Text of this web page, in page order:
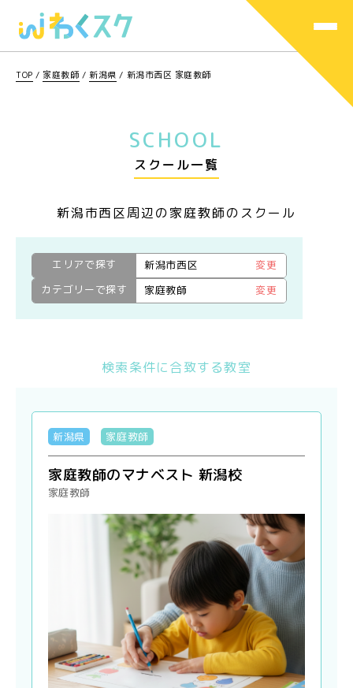
TOP / 家庭教師 /新潟県 / 新潟市西区 家庭教師
SCHOOL
スクール一覧
新潟市西区周辺の家庭教師のスクール
エリアで探す 新潟市西区
変更
カテゴリーで探す
家庭教師 変更
検索条件に合致する教室
新潟県 家庭教師
家庭教師のマナベスト 新潟校
家庭教師